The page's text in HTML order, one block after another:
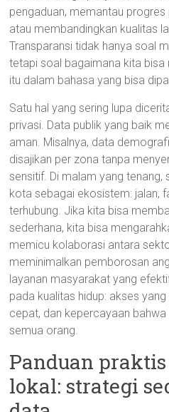
pengaduan, memantau
atau membandingkan kualitas
Transparansi tidak hanya soal
tetapi soal bagaimana kita bisa
itu dalam bahasa yang bisa
Satu hal yang sering lupa
privasi. Data publik yang baik
aman. Misalnya, data
disajikan per zona tanpa
sensitif. Di malam yang
kota sebagai ekosistem: jalan,
terhubung. Jika kita bisa
sederhana, kita bisa
memicu kolaborasi antara
meminimalkan pemborosan
layanan masyarakat yang
pada kualitas hidup: akses
cepat, dan kepercayaan
semua orang.
Panduan
lokal: strategi